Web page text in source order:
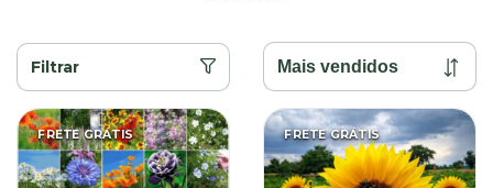
Filtrar
FRETE GRÁTIS FRETE GRÁTIS